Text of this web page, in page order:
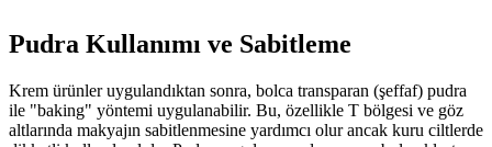
Pudra Kullanımı ve Sabitleme
Krem ürünler uygulandıktan sonra, bolca transparan (şeffaf) pudra
ile "baking" yöntemi uygulanabilir. Bu, özellikle T bölgesi ve göz
altlarında makyajın sabitlenmesine yardımcı olur ancak kuru ciltlerde